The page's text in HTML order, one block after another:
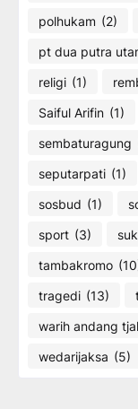
polhukam (2)
pt dua putra
religi (1)
Saiful Arifin (1)
sembaturagung
seputarpati (1)
sosbud (1)
sport (3)
tambakromo
tragedi (13)
warih andang
wedarijaksa (5)